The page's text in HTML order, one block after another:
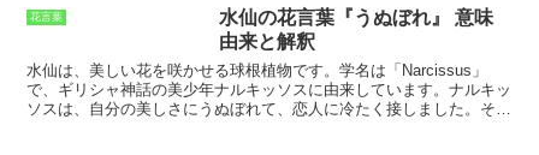
きます。ユーチャリスは日当たりと水はけの良い場所を好む植物で
す。耐暑性・耐寒性があり、比較的育てやすい植物ですが、寒さには
少し弱いので、冬は室内に取り込んで管理した方がよいでしょう。
花言葉
水仙の花言葉『うぬぼれ』 意味
由来と解釈
水仙は、美しい花を咲かせる球根植物です。学名は「Narcissus」
で、ギリシャ神話の美少年ナルキッソスに由来しています。ナルキッ
ソスは、自分の美しさにうぬぼれて、恋人に冷たく接しました。その